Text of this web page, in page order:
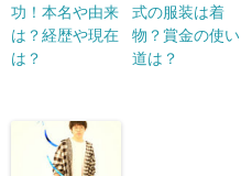
功！本名や由来
は？経歴や現在
は？
式の服装は着
物？賞金の使い
道は？